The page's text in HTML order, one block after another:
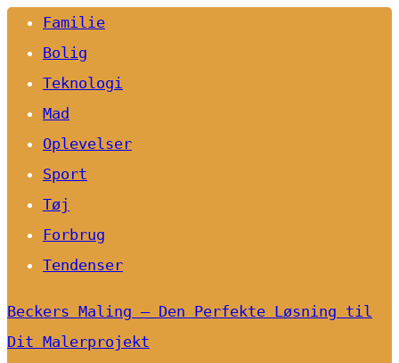
Familie
Bolig
Teknologi
Mad
Oplevelser
Sport
Tøj
Forbrug
Tendenser
Beckers Maling – Den Perfekte Løsning til
Dit Malerprojekt